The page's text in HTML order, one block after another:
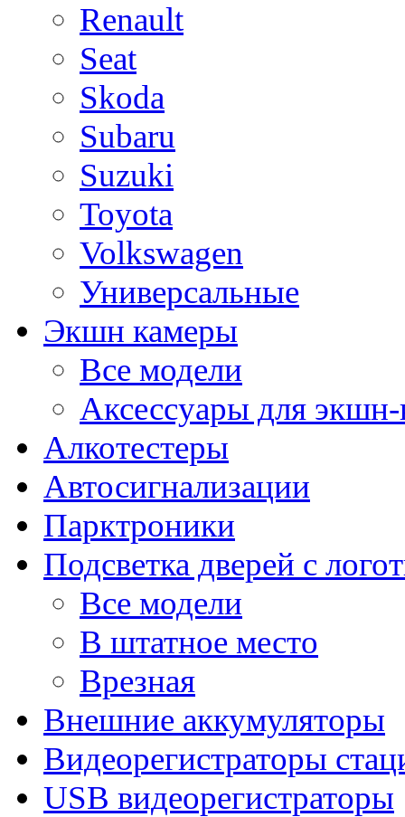
Renault
Seat
Skoda
Subaru
Suzuki
Toyota
Volkswagen
Универсальные
Экшн камеры
Все модели
Аксессуары для
Алкотестеры
Автосигнализации
Парктроники
Подсветка дверей с
Все модели
В штатное место
Врезная
Внешние аккумуляторы
Видеорегистраторы
USB видеорегистраторы